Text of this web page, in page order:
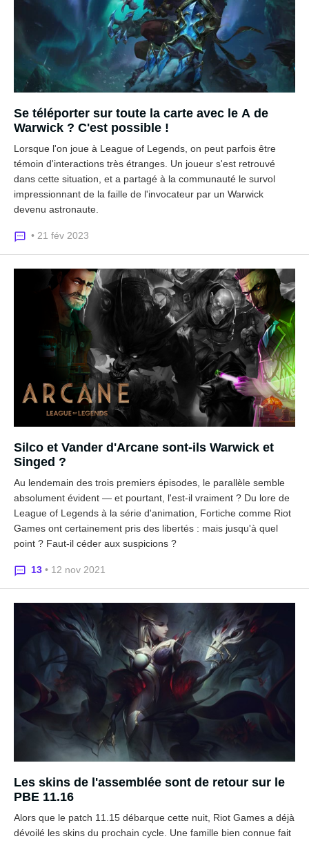
Se téléporter sur toute la carte avec le A de
Warwick ? C'est possible !
Lorsque l'on joue à League of Legends, on peut parfois être
témoin d'interactions très étranges. Un joueur s'est retrouvé
dans cette situation, et a partagé à la communauté le survol
impressionnant de la faille de l'invocateur par un Warwick
devenu astronaute.
• 21 fév 2023
Silco et Vander d'Arcane sont-ils Warwick et
Singed ?
Au lendemain des trois premiers épisodes, le parallèle semble
absolument évident — et pourtant, l'est-il vraiment ? Du lore de
League of Legends à la série d'animation, Fortiche comme Riot
Games ont certainement pris des libertés : mais jusqu'à quel
point ? Faut-il céder aux suspicions ?
13 • 12 nov 2021
Les skins de l'assemblée sont de retour sur le
PBE 11.16
Alors que le patch 11.15 débarque cette nuit, Riot Games a déjà
dévoilé les skins du prochain cycle. Une famille bien connue fait